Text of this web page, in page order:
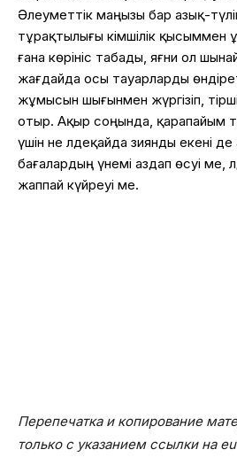
Әлеуметтік маңызы бар азық-
тұрақтылығы әкімшілік қысыммен
ғана көрініс табады, яғни ол
жағдайда осы тауарларды
жұмысын шығынмен жүргізіп,
отыр. Ақыр соңында, қарапайым
үшін не әлдеқайда зиянды екені
бағалардың үнемі аздап өсуі ме,
жаппай күйреуі ме.
Перепечатка и копирование
только с указанием ссылки на